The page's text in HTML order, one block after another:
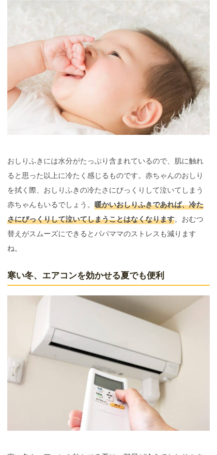
おしりふきには水分がたっぷり含まれているので、肌に触れ
ると思った以上に冷たく感じるものです。赤ちゃんのおしり
を拭く際、おしりふきの冷たさにびっくりして泣いてしまう
赤ちゃんもいるでしょう。 暖かいおしりふきであれば、冷た
さにびっくりして泣いてしまうことはなくなります。おむつ
替えがスムーズにできるとパパママのストレスも減ります
ね。
寒い冬、エアコンを効かせる夏でも便利